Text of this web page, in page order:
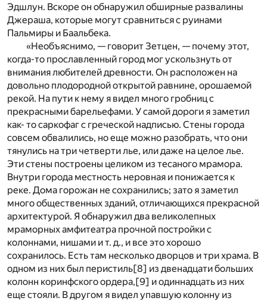
Эдшлун. Вскоре он обнаружил обширные развалины
Джераша, которые могут сравниться с руинами
Пальмиры и Баальбека.
«Необъяснимо, — говорит Зетцен, — почему этот,
когда-то прославленный город мог ускользнуть от
внимания любителей древности. Он расположен на
довольно плодородной открытой равнине, орошаемой
рекой. На пути к нему я видел много гробниц с
прекрасными барельефами. У самой дороги я заметил
как- то саркофаг с греческой надписью. Стены города
совсем обвалились, но еще можно разобрать, что они
тянулись на три четверти лье, или даже на целое лье.
Эти стены построены целиком из тесаного мрамора.
Внутри города местность неровная и понижается к
реке. Дома горожан не сохранились; зато я заметил
много общественных зданий, отличающихся прекрасной
архитектурой. Я обнаружил два великолепных
мраморных амфитеатра прочной постройки с
колоннами, нишами и т. д., и все это хорошо
сохранилось. Есть там несколько дворцов и три храма. В
одном из них был перистиль[8] из двенадцати больших
колонн коринфского ордера,[9] и одиннадцать из них
еще стояли. В другом я видел упавшую колонну из